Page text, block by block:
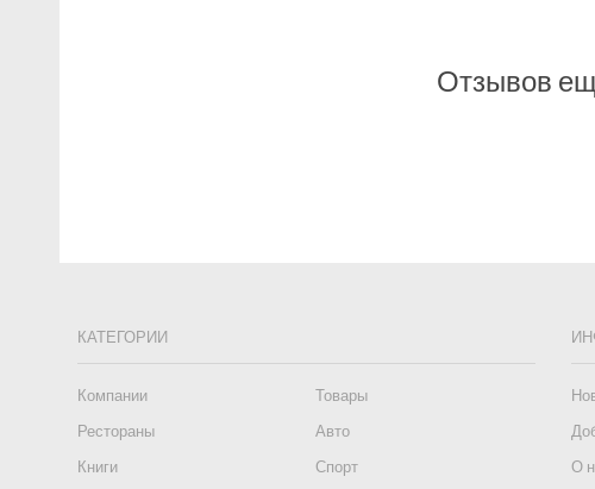
Отзывов
КАТЕГОРИИ
Компании
Товары
Рестораны
Авто
Книги
Спорт
О